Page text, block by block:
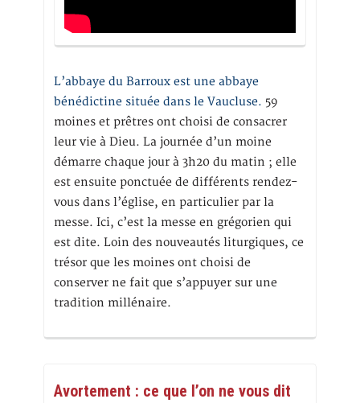
L’abbaye du Barroux est une abbaye
bénédictine située dans le Vaucluse. 59
moines et prêtres ont choisi de consacrer
leur vie à Dieu. La journée d’un moine
démarre chaque jour à 3h20 du matin ; elle
est ensuite ponctuée de différents rendez-
vous dans l’église, en particulier par la
messe. Ici, c’est la messe en grégorien qui
est dite. Loin des nouveautés liturgiques, ce
trésor que les moines ont choisi de
conserver ne fait que s’appuyer sur une
tradition millénaire.
Avortement : ce que l’on ne vous dit